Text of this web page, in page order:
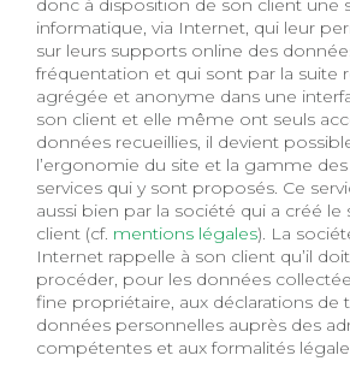
donc à disposition de son client une
informatique, via Internet, qui leur
sur leurs supports online des
fréquentation et qui sont par la suite
agrégée et anonyme dans une
son client et elle même ont seuls
données recueillies, il devient
l’ergonomie du site et la gamme
services qui y sont proposés. Ce service est donc utilisé
aussi bien par la société qui a créé le
client (cf. mentions légales). La
Internet rappelle à son client qu’il doit également
procéder, pour les données
fine propriétaire, aux déclarations de
données personnelles auprès des
compétentes et aux formalités